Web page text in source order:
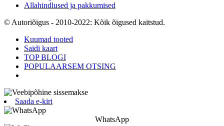
Allahindlused ja pakkumised
© Autoriõigus - 2010-2022: Kõik õigused kaitstud.
Kuumad tooted
Saidi kaart
TOP BLOGI
POPULAARSEM OTSING
Saada e-kiri
WhatsApp